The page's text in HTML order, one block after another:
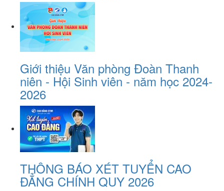
Giới thiệu Văn phòng Đoàn Thanh
niên - Hội Sinh viên - năm học 2024-
2026
THÔNG BÁO XÉT TUYỂN CAO
ĐẲNG CHÍNH QUY 2026